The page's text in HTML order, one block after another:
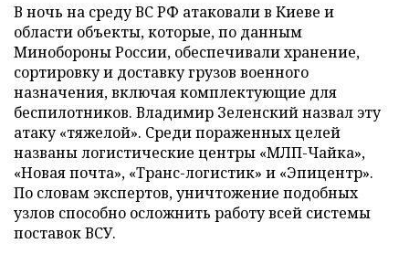
В ночь на среду ВС РФ атаковали в Киеве и
области объекты, которые, по данным
Минобороны России, обеспечивали хранение,
сортировку и доставку грузов военного
назначения, включая комплектующие для
беспилотников. Владимир Зеленский назвал эту
атаку «тяжелой». Среди пораженных целей
названы логистические центры «МЛП-Чайка»,
«Новая почта», «Транс-логистик» и «Эпицентр».
По словам экспертов, уничтожение подобных
узлов способно осложнить работу всей системы
поставок ВСУ.